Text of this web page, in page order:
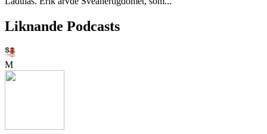
Liknande Podcasts
M